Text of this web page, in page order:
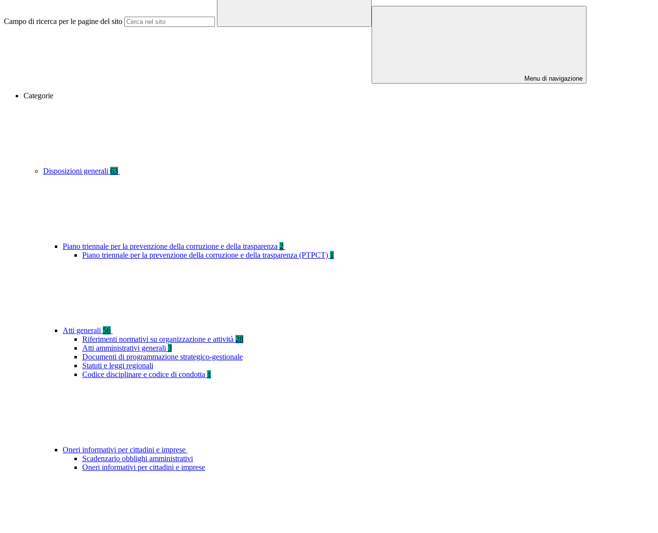
Campo di ricerca per le pagine del sito
Menu di navigazione
Categorie
Disposizioni generali 63
Piano triennale per la prevenzione della corruzione e della trasparenza 2
Piano triennale per la prevenzione della corruzione e della trasparenza (PTPCT) 1
Atti generali 56
Riferimenti normativi su organizzazione e attività 28
Atti amministrativi generali 3
Documenti di programmazione strategico-gestionale
Statuti e leggi regionali
Codice disciplinare e codice di condotta 1
Oneri informativi per cittadini e imprese
Scadenzario obblighi amministrativi
Oneri informativi per cittadini e imprese